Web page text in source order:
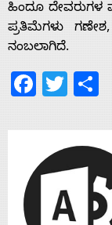
With
s
Contact
Us
ಹಿಂದೂ ದೇವರುಗಳ
ಪ್ರತಿಮೆಗಳು
ನಂಬಲಾಗಿದೆ.